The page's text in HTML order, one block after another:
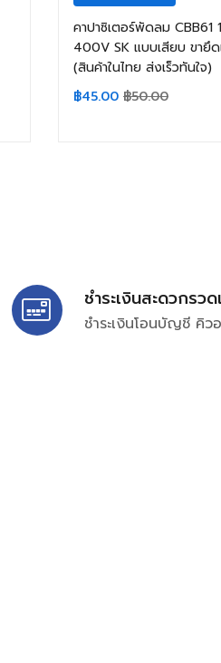
คาปาซิเตอร์พัดลม CBB61
400V SK แบบเสียบ ขายึด
(สินค้าในไทย ส่งเร็วทันใจ)
฿45.00 ฿50.00
ชำระเงินสะดวกรวด
ชำระเงินโอนบัญชี คิว